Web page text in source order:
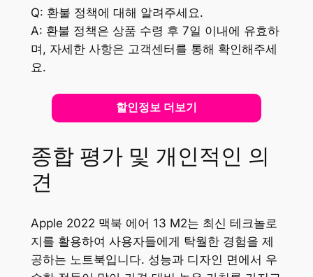
Q: 환불 정책에 대해 알려주세요.
A: 환불 정책은 상품 수령 후 7일 이내에 유효하
며, 자세한 사항은 고객센터를 통해 확인해주세
요.
할인정보 더보기
종합 평가 및 개인적인 의
견
Apple 2022 맥북 에어 13 M2는 최신 테크놀로
지를 활용하여 사용자들에게 탁월한 경험을 제
공하는 노트북입니다. 성능과 디자인 면에서 우